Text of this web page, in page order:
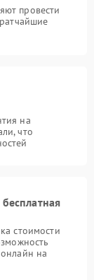
провести
на
что
стоимости
на